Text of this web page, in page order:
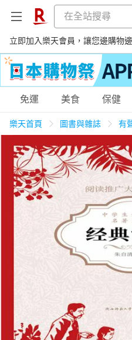
立即加入樂天會員，讓您邊購物
購物網分類
天天免運 美食蛋糕
3C家電
電子/紙本書
免運 美食 保健
樂天首頁 圖書與雜誌 有